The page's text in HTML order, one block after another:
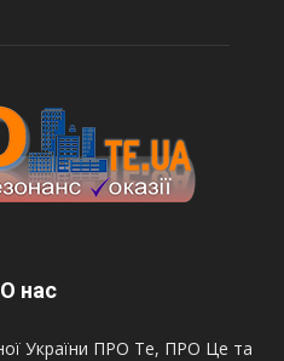
нас
України ПРО Те, ПРО Це та